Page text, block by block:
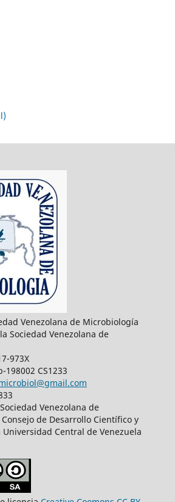
Venezolana de Microbiología
Sociedad Venezolana de
973X
198002 CS1233
Venezolana de
de Desarrollo Científico y
Central de Venezuela